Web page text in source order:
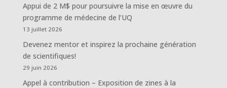
Appui de 2 M$ pour poursuivre la mise en œuvre du
programme de médecine de l’UQ
13 juillet 2026
Devenez mentor et inspirez la prochaine génération
de scientifiques!
29 juin 2026
Appel à contribution – Exposition de zines à la